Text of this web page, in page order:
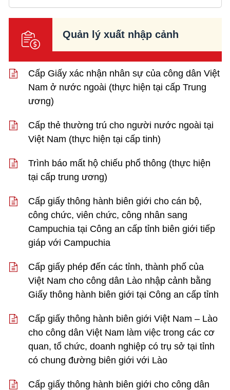
Quản lý xuất nhập cảnh
Cấp Giấy xác nhận nhân sự của công dân Việt
Nam ở nước ngoài (thực hiện tại cấp Trung
ương)
Cấp thẻ thường trú cho người nước ngoài tại
Việt Nam (thực hiện tại cấp tinh)
Trình báo mất hộ chiếu phổ thông (thực hiện
tại cấp trung ương)
Cấp giấy thông hành biên giới cho cán bộ,
công chức, viên chức, công nhân sang
Campuchia tại Công an cấp tỉnh biên giới tiếp
giáp với Campuchia
Cấp giấy phép đến các tỉnh, thành phố của
Việt Nam cho công dân Lào nhập cảnh bằng
Giấy thông hành biên giới tại Công an cấp tỉnh
Cấp giấy thông hành biên giới Việt Nam – Lào
cho công dân Việt Nam làm việc trong các cơ
quan, tổ chức, doanh nghiệp có trụ sở tại tỉnh
có chung đường biên giới với Lào
Cấp giấy thông hành biên giới cho công dân